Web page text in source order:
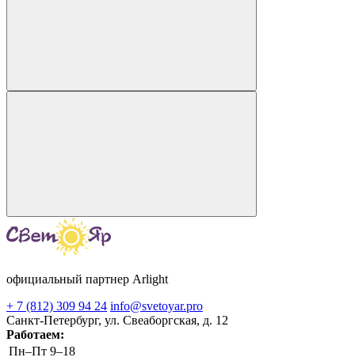
официальный партнер Arlight
+ 7 (812) 309 94 24 info@svetoyar.pro
Санкт-Петербург, ул. Свеаборгская, д. 12
Работаем:
Пн–Пт 9–18